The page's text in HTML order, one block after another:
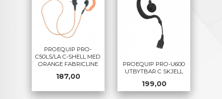
PROEQUIP PRO-
C50LS/LA C-SHELL MED
ORANGE FABRICLINE
Pris
187,00
PROEQUIP PRO-U600
UTBYTBAR C SKJELL
Pris
199,00